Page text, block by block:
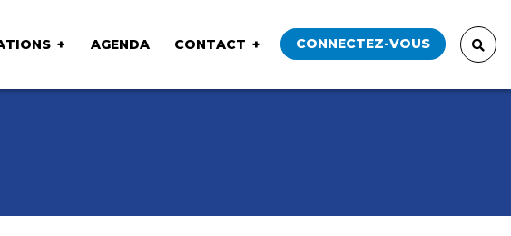
AGENDA CONTACT CONNECTEZ-VOUS